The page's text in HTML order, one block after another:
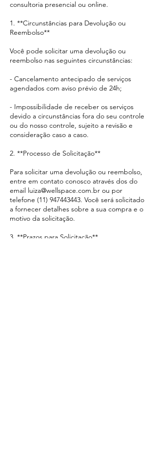
consultoria presencial ou online.
1. **Circunstâncias para Devolução ou
Reembolso**
Você pode solicitar uma devolução ou
reembolso nas seguintes circunstâncias:
- Cancelamento antecipado de serviços
agendados com aviso prévio de 24h;
- Impossibilidade de receber os serviços
devido a circunstâncias fora do seu controle
ou do nosso controle, sujeito a revisão e
consideração caso a caso.
2. **Processo de Solicitação**
Para solicitar uma devolução ou reembolso,
entre em contato conosco através dos do
email luiza@wellspace.com.br ou por
telefone (11) 947443443. Você será solicitado
a fornecer detalhes sobre a sua compra e o
motivo da solicitação.
3. **Prazos para Solicitação**